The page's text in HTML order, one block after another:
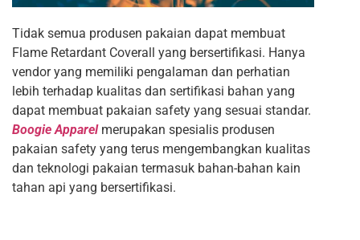
Tidak semua produsen pakaian dapat membuat
Flame Retardant Coverall yang bersertifikasi. Hanya
vendor yang memiliki pengalaman dan perhatian
lebih terhadap kualitas dan sertifikasi bahan yang
dapat membuat pakaian safety yang sesuai standar.
Boogie Apparelmerupakan spesialis produsen
pakaian safety yang terus mengembangkan kualitas
dan teknologi pakaian termasuk bahan-bahan kain
tahan api yang bersertifikasi.